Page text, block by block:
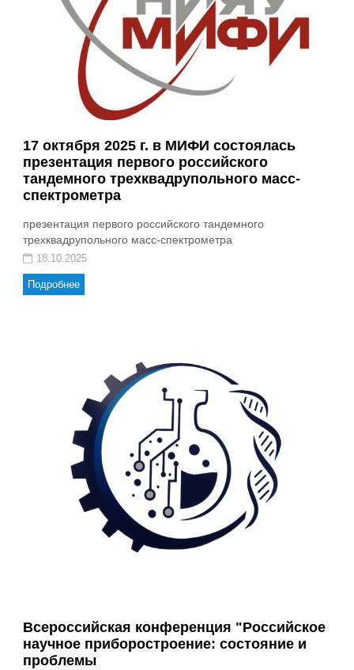
17 октября 2025 г. в МИФИ состоялась
презентация первого российского
тандемного трехквадрупольного масс-
спектрометра
презентация первого российского тандемного
трехквадрупольного масс-спектрометра
18.10.2025
Подробнее
Всероссийская конференция "Российское
научное приборостроение: состояние и
проблемы